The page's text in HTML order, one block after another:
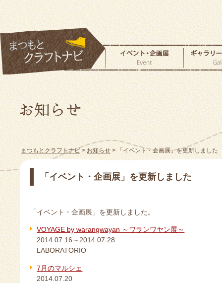
まつもとクラフトナビ>お知らせ> 「イベント・企画展」を更新しました
「イベント・企画展」を更新しました
「イベント・企画展」を更新しました。
VOYAGE by warangwayan ～ワランワヤン展～
2014.07.16～2014.07.28
LABORATORIO
7月のマルシェ
2014.07.20